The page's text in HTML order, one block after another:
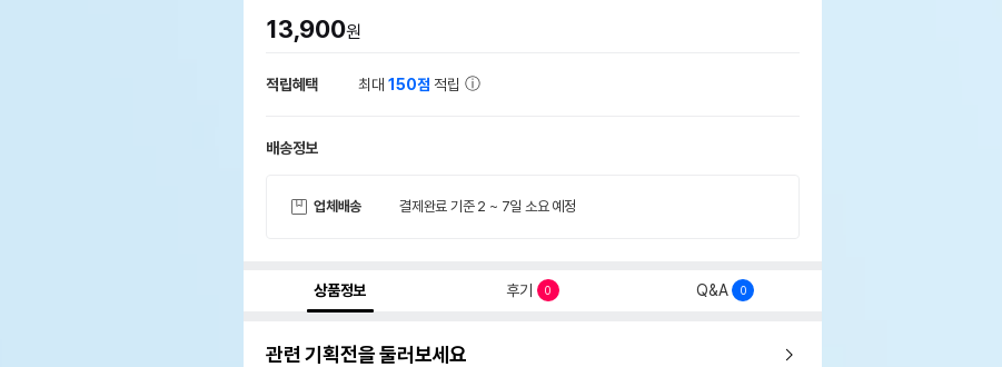
13,900원
적립혜택 최대150점 적립
배송정보
업체배송 결제완료 기준 2 ~ 7일 소요 예정
상품정보 후기 0 Q&A 0
관련 기획전을 둘러보세요